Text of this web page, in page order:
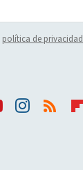
política de privacidad